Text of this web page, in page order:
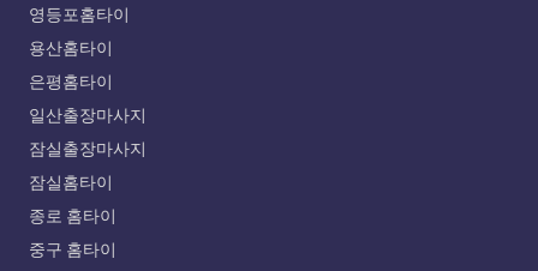
영등포홈타이
용산홈타이
은평홈타이
일산출장마사지
잠실출장마사지
잠실홈타이
종로 홈타이
중구 홈타이